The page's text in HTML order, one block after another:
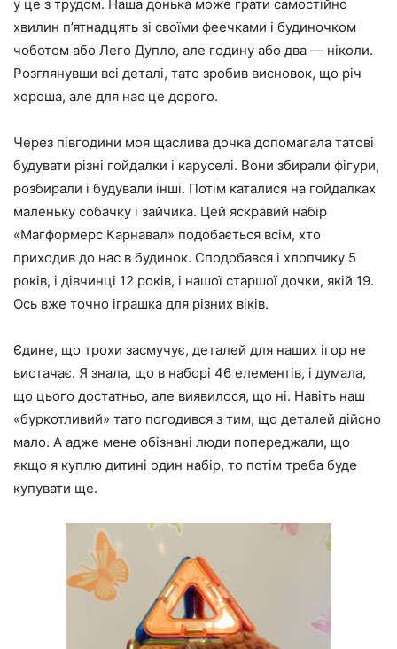
у це з трудом. Наша донька може грати самостійно
хвилин п’ятнадцять зі своїми феечками і будиночком
чоботом або Лего Дупло, але годину або два — ніколи.
Розглянувши всі деталі, тато зробив висновок, що річ
хороша, але для нас це дорого.
Через півгодини моя щаслива дочка допомагала татові
будувати різні гойдалки і каруселі. Вони збирали фігури,
розбирали і будували інші. Потім каталися на гойдалках
маленьку собачку і зайчика. Цей яскравий набір
«Магформерс Карнавал» подобається всім, хто
приходив до нас в будинок. Сподобався і хлопчику 5
років, і дівчинці 12 років, і нашої старшої дочки, якій 19.
Ось вже точно іграшка для різних віків.
Єдине, що трохи засмучує, деталей для наших ігор не
вистачає. Я знала, що в наборі 46 елементів, і думала,
що цього достатньо, але виявилося, що ні. Навіть наш
«буркотливий» тато погодився з тим, що деталей дійсно
мало. А адже мене обізнані люди попереджали, що
якщо я куплю дитині один набір, то потім треба буде
купувати ще.